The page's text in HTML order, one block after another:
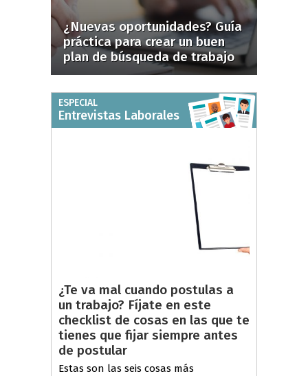
¿Nuevas oportunidades? Guía
práctica para crear un buen
plan de búsqueda de trabajo
ESPECIAL
Entrevistas Laborales
¿Te va mal cuando postulas a
un trabajo? Fíjate en este
checklist de cosas en las que te
tienes que fijar siempre antes
de postular
Estas son las seis cosas más